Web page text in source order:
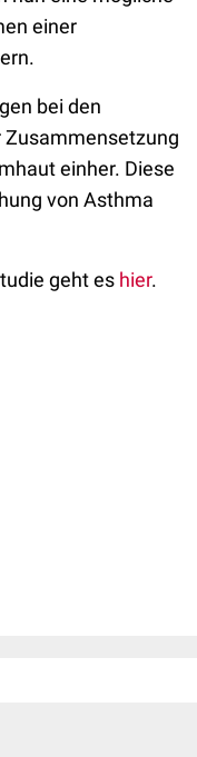
einer
bei den
Zusammensetzung
einher. Diese
von Asthma
geht es hier.